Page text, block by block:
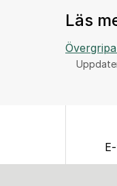
Läs